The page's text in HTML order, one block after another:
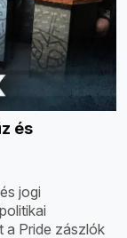
és
jogi
a Pride zászlók